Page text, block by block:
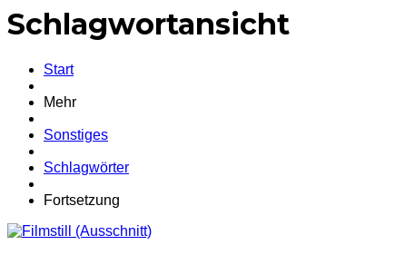
Schlagwortansicht
Start
Mehr
Sonstiges
Schlagwörter
Fortsetzung